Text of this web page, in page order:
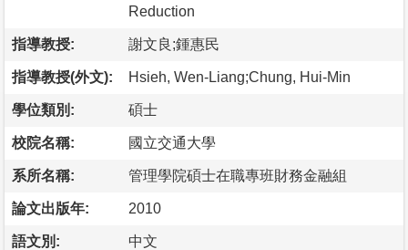
Reduction
指導教授: 謝文良;鍾惠民
指導教授(外文): Hsieh, Wen-Liang;Chung, Hui-Min
學位類別: 碩士
校院名稱: 國立交通大學
系所名稱: 管理學院碩士在職專班財務金融組
論文出版年: 2010
語文別: 中文